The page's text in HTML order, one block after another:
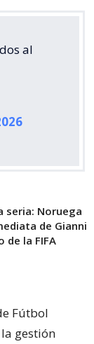
al
seria: Noruega
de Gianni
de la FIFA
Fútbol
gestión